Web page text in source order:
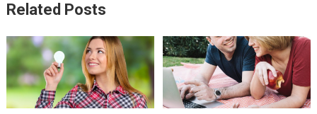
Related Posts